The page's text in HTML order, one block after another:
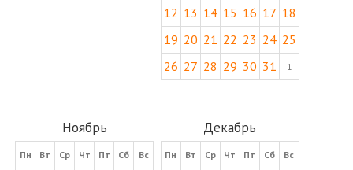
12 13 14 15 16 17 18
19 20 21 22 23 24 25
26 27 28 29 30 31 1
Ноябрь
Пн Вт Ср Чт Пт Сб Вс
Декабрь
Пн Вт Ср Чт Пт Сб Вс